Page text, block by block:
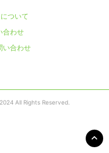
ついて
合わせ
い合わせ
All Rights Reserved.